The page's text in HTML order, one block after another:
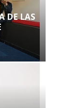
DE LAS